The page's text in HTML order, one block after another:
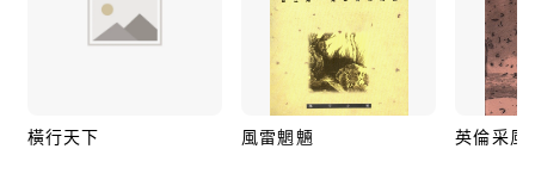
橫行天下 風雷魍魎 英倫采風